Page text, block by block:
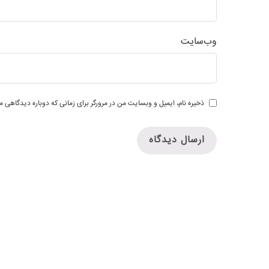
وب‌سایت
ذخیره نام، ایمیل و وبسایت من در مرورگر برای زمانی که دوباره